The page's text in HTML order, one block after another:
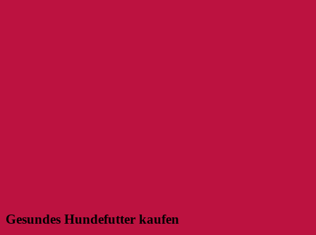
Gesundes Hundefutter kaufen